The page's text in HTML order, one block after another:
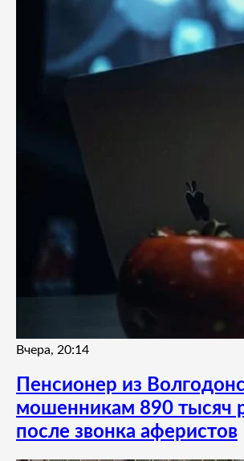
Вчера, 20:14
Пенсионер из
мошенникам 890 тысяч
после звонка аферистов